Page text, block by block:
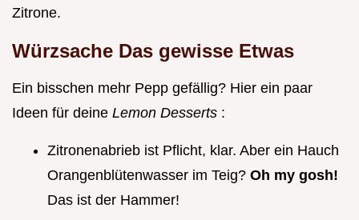
Zitrone.
Würzsache Das gewisse Etwas
Ein bisschen mehr Pepp gefällig? Hier ein paar
Ideen für deine Lemon Desserts :
Zitronenabrieb ist Pflicht, klar. Aber ein Hauch
Orangenblütenwasser im Teig? Oh my gosh!
Das ist der Hammer!